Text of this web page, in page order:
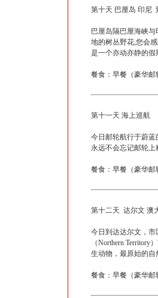
第十天 巴厘岛 印尼
巴厘岛隔巴厘海峡
地的树丛野花,您会
是一个亦动亦静的假
餐食：早餐（豪华
第十一天 海上巡航
今日邮轮航行于蔚
永远不会忘记邮轮上
餐食：早餐（豪华
第十二天 达尔文
今日到达达尔文，
（Northern
生动物，最原始的自
餐食：早餐（豪华